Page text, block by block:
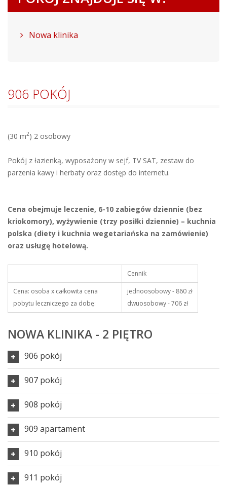
Nowa klinika
906 POKÓJ
(30 m2) 2 osobowy
Pokój z łazienką, wyposażony w sejf, TV SAT, zestaw do
parzenia kawy i herbaty oraz dostęp do internetu.
Cena obejmuje leczenie, 6-10 zabiegów dziennie (bez
kriokomory), wyżywienie (trzy posiłki dziennie) – kuchnia
polska (diety i kuchnia wegetariańska na zamówienie)
oraz usługę hotelową.
Cennik
Cena: osoba x całkowita cena
pobytu leczniczego za dobę:
jednoosobowy - 860 zł
dwuosobowy - 706 zł
NOWA KLINIKA - 2 PIĘTRO
906 pokój
907 pokój
908 pokój
909 apartament
910 pokój
911 pokój